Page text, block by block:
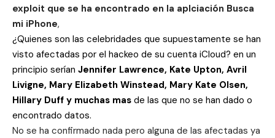
exploit que se ha encontrado en la aplciación Busca
mi iPhone,
¿Quienes son las celebridades que supuestamente se han
visto afectadas por el hackeo de su cuenta iCloud? en un
principio serían Jennifer Lawrence, Kate Upton, Avril
Livigne, Mary Elizabeth Winstead, Mary Kate Olsen,
Hillary Duff y muchas mas de las que no se han dado o
encontrado datos.
No se ha confirmado nada pero alguna de las afectadas ya